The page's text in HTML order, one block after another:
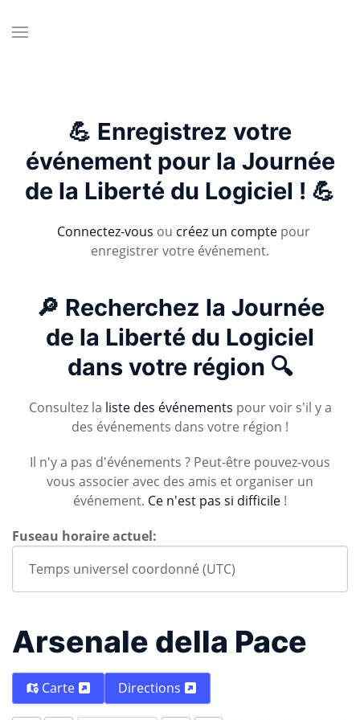
💪 Enregistrez votre
événement pour la Journée
de la Liberté du Logiciel ! 💪
Connectez-vous ou créez un comptepour
enregistrer votre événement.
🔎 Recherchez la Journée
de la Liberté du Logiciel
dans votre région 🔍
Consultez la liste des événements pour voir s'il y a
des événements dans votre région !
Il n'y a pas d'événements ? Peut-être pouvez-vous
vous associer avec des amis et organiser un
événement. Ce n'est pas si difficile !
Fuseau horaire actuel:
Arsenale della Pace
Carte Directions